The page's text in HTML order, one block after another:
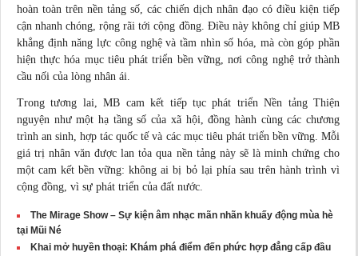
hoàn toàn trên nền tảng số, các chiến dịch nhân đạo có điều kiện tiếp
cận nhanh chóng, rộng rãi tới cộng đồng. Điều này không chỉ giúp MB
khẳng định năng lực công nghệ và tầm nhìn số hóa, mà còn góp phần
hiện thực hóa mục tiêu phát triển bền vững, nơi công nghệ trở thành
cầu nối của lòng nhân ái.
Trong tương lai, MB cam kết tiếp tục phát triển Nền tảng Thiện
nguyện như một hạ tầng số của xã hội, đồng hành cùng các chương
trình an sinh, hợp tác quốc tế và các mục tiêu phát triển bền vững. Mỗi
giá trị nhân văn được lan tỏa qua nền tảng này sẽ là minh chứng cho
một cam kết bền vững: không ai bị bỏ lại phía sau trên hành trình vì
cộng đồng, vì sự phát triển của đất nước.
The Mirage Show – Sự kiện âm nhạc mãn nhãn khuấy động mùa hè
tại Mũi Né
Khai mở huyền thoại: Khám phá điểm đến phức hợp đẳng cấp đầu